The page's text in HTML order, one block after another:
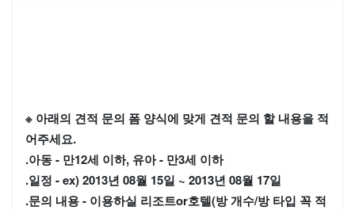
※ 아래의 견적 문의 폼 양식에 맞게 견적 문의 할 내용을 적
어주세요.
.아동 - 만12세 이하, 유아 - 만3세 이하
.일정 - ex) 2013년 08월 15일 ~ 2013년 08월 17일
.문의 내용 - 이용하실 리조트or호텔(방 개수/방 타입 꼭 적